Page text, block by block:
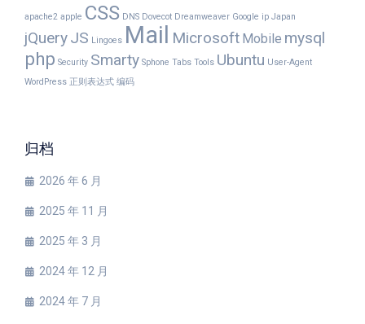
apache2 apple CSS DNS Dovecot Dreamweaver Google ip Japan
jQueryJS Lingoes Mail Microsoft Mobile mysql
php Security Smarty Sphone Tabs Tools Ubuntu User-Agent
WordPress 正则表达式 编码
归档
2026 年 6 月
2025 年 11 月
2025 年 3 月
2024 年 12 月
2024 年 7 月